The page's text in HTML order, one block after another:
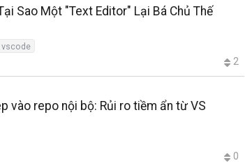
Sao Một "Text Editor" Lại Bá Chủ Thế
vscode
2
vào repo nội bộ: Rủi ro tiềm ẩn từ VS
0